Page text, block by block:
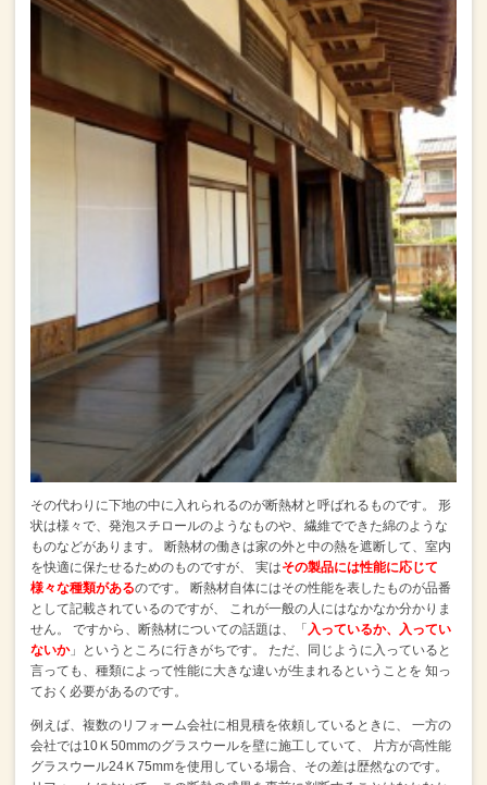
その代わりに下地の中に入れられるのが断熱材と呼ばれるものです。
形
状は様々で、発泡スチロールのようなものや、繊維でできた綿のような
ものなどがあります。
断熱材の働きは家の外と中の熱を遮断して、室内
を快適に保たせるためのものですが、
実はその製品には性能に応じて
様々な種類があるのです。
断熱材自体にはその性能を表したものが品番
として記載されているのですが、
これが一般の人にはなかなか分かりま
せん。
ですから、断熱材についての話題は、「 入っているか、入ってい
ないか」というところに行きがちです。
ただ、同じように入っていると
言っても、種類によって性能に大きな違いが生まれるということを 知っ
ておく必要があるのです。
例えば、複数のリフォーム会社に相見積を依頼しているときに、
一方の
会社では10Ｋ50mmのグラスウールを壁に施工していて、
片方が高性能
グラスウール24Ｋ75mmを使用している場合、その差は歴然なのです。